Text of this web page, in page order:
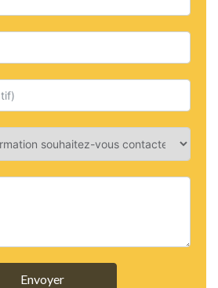
Envoyer